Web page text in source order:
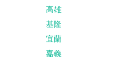
高雄
基隆
宜蘭
嘉義